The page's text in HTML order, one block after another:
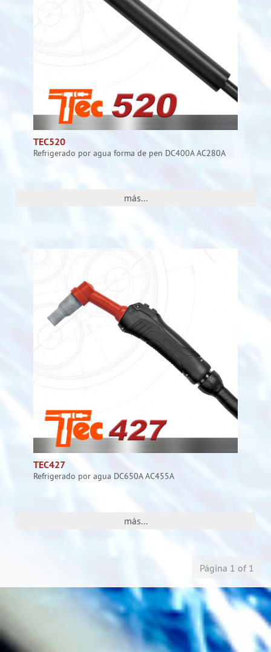
TEC520
Refrigerado por agua forma de pen DC400A AC280A
más...
TEC427
Refrigerado por agua DC650A AC455A
más...
Página 1 of 1